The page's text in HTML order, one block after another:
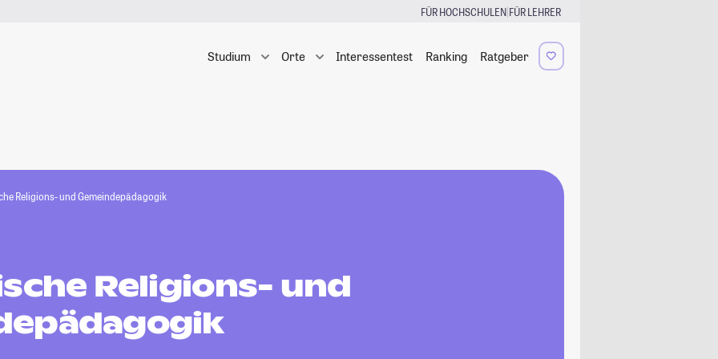
FÜR HOCHSCHULEN|FÜR LEHRER
Studium Orte Interessentest Ranking Ratgeber
Religions- und Gemeindepädagogik
Religions- und